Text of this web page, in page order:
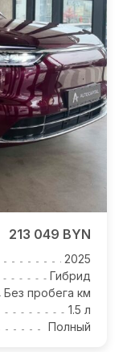
213 049 BYN
2025
Гибрид
Без пробега км
1.5 л
Полный